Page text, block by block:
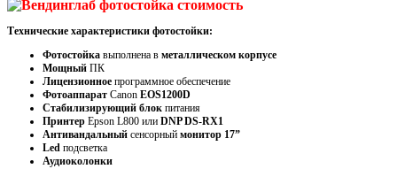
Технические характеристики фотостойки:
Фотостойка выполнена в металлическом корпусе
Мощный ПК
Лицензионное программное обеспечение
Фотоаппарат Canon EOS1200D
Стабилизирующий блок питания
Принтер Epson L800 или DNP DS-RX1
Антивандальный сенсорный монитор 17”
Led подсветка
Аудиоколонки